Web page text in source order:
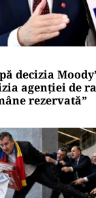
decizia
agenției de
rezervată”